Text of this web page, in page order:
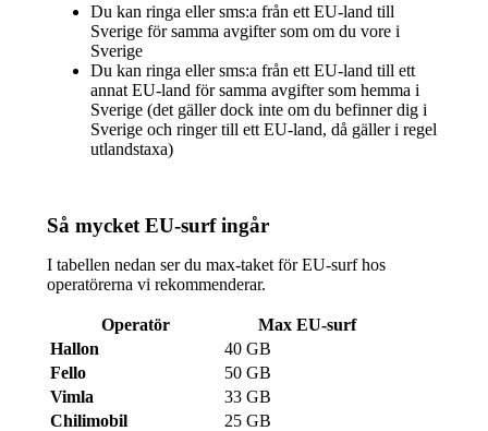
Du kan ringa eller sms:a från ett EU-land till
Sverige för samma avgifter som om du vore i
Sverige
Du kan ringa eller sms:a från ett EU-land till ett
annat EU-land för samma avgifter som hemma i
Sverige (det gäller dock inte om du befinner dig i
Sverige och ringer till ett EU-land, då gäller i regel
utlandstaxa)
Så mycket EU-surf ingår
I tabellen nedan ser du max-taket för EU-surf hos
operatörerna vi rekommenderar.
Operatör
Max EU-surf
Hallon
40 GB
Fello
50 GB
Vimla
33 GB
Chilimobil
25 GB